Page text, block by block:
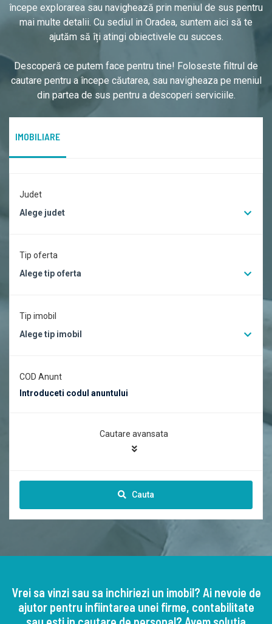
începe explorarea sau navighează prin meniul de sus pentru
mai multe detalii. Cu sediul in Oradea, suntem aici să te
ajutăm să îți atingi obiectivele cu succes.
Descoperă ce putem face pentru tine! Foloseste filtrul de
cautare pentru a începe căutarea, sau navigheaza pe meniul
din partea de sus pentru a descoperi serviciile.
IMOBILIARE
Judet
Alege judet
Tip oferta
Alege tip oferta
Tip imobil
Alege tip imobil
COD Anunt
Cautare avansata
Cauta
Vrei sa vinzi sau sa inchiriezi un imobil? Ai nevoie de
ajutor pentru infiintarea unei firme, contabilitate